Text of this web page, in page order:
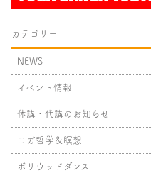
カテゴリー
NEWS
イベント情報
休講・代講のお知らせ
ヨガ哲学＆瞑想
ボリウッドダンス